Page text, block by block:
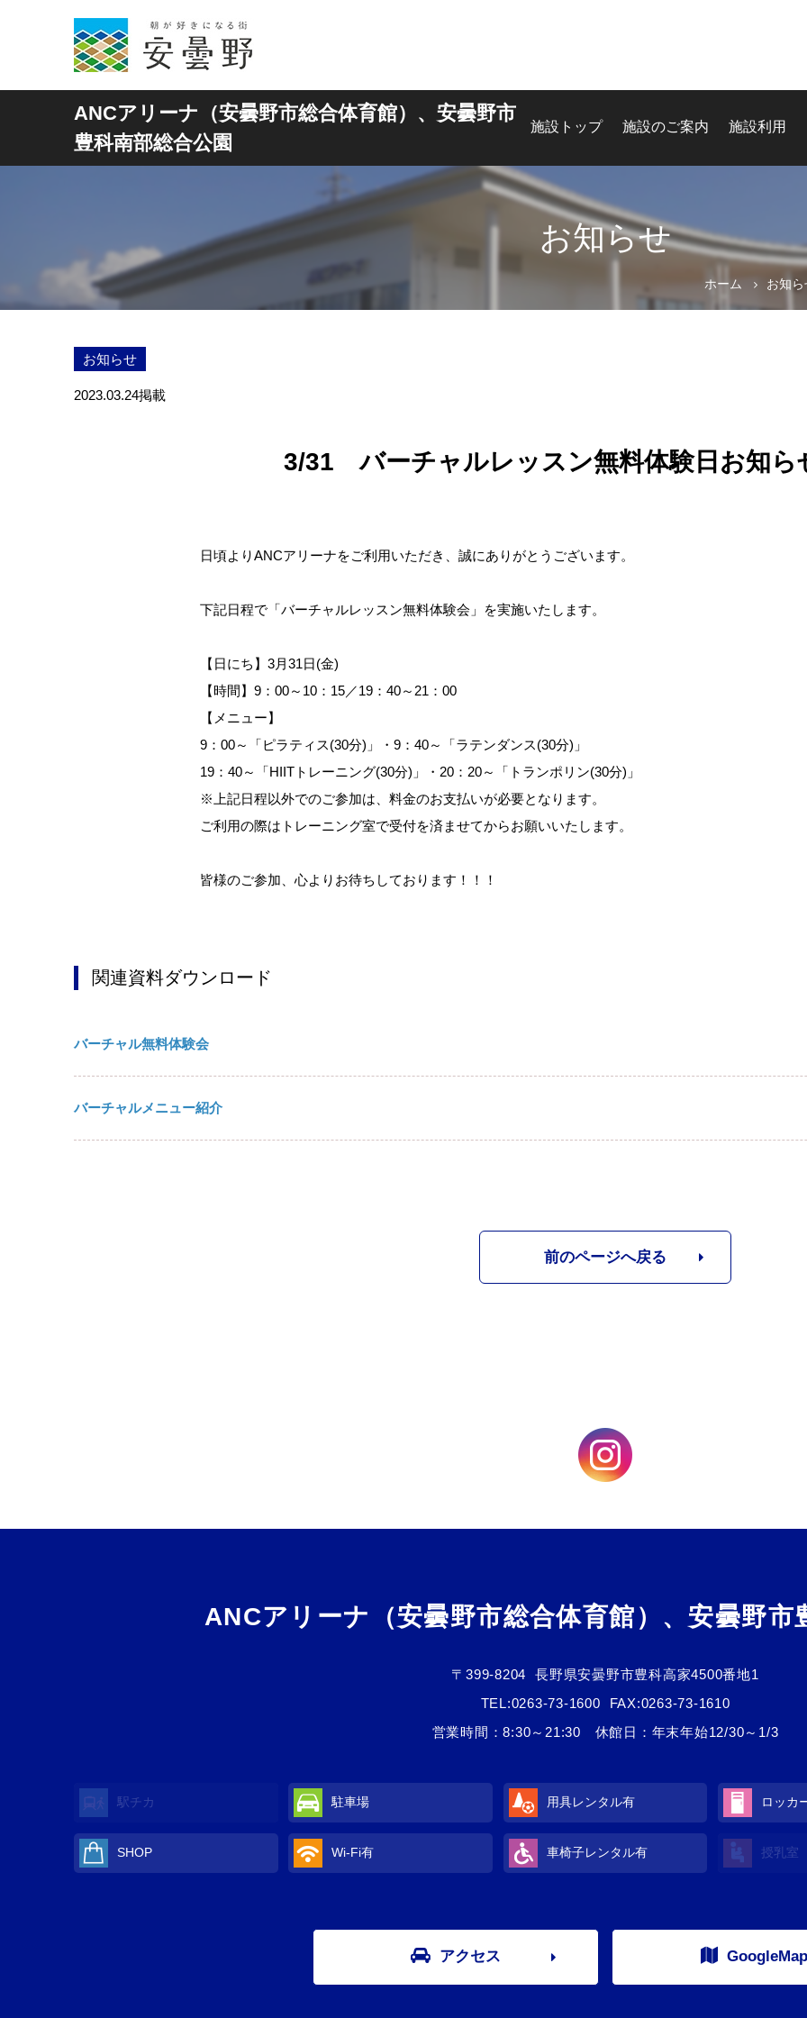
ANCアリーナ（安曇野市総合体育館）、安曇野市
豊科南部総合公園
施設トップ 施設のご案内 施設利用
お知らせ
ホーム お知
お知らせ
2023.03.24掲載
3/31 バーチャルレッスン無料体験日お知ら
日頃よりANCアリーナをご利用いただき、誠にありがとうございます。
下記日程で「バーチャルレッスン無料体験会」を実施いたします。
【日にち】3月31日(金)
【時間】9：00～10：15／19：40～21：00
【メニュー】
9：00～「ピラティス(30分)」・9：40～「ラテンダンス(30分)」
19：40～「HIITトレーニング(30分)」・20：20～「トランポリン(30分)」
※上記日程以外でのご参加は、料金のお支払いが必要となります。
ご利用の際はトレーニング室で受付を済ませてからお願いいたします。
皆様のご参加、心よりお待ちしております！！！
関連資料ダウンロード
バーチャル無料体験会
バーチャルメニュー紹介
前のページへ戻る
ANCアリーナ（安曇野市総合体育館）、安曇野市
〒399-8204
長野県安曇野市豊科高家4500番地1
TEL:0263-73-1600
FAX:0263-73-1610
営業時間：8:30～21:30 休館日：年末年始12/30～1/3
駅チカ 駐車場 用具レンタル有 ロッカ
SHOP Wi-Fi有 車椅子レンタル有 授乳室
アクセス GoogleMap